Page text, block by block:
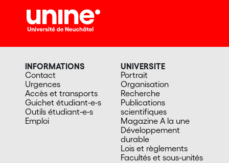
INFORMATIONS
Contact
Urgences
Accès et transports
Guichet étudiant-e-s
Outils étudiant-e-s
Emploi
UNIVERSITE
Portrait
Organisation
Recherche
Publications
scientifiques
Magazine A la une
Développement
durable
Lois et règlements
Facultés et sous-unités